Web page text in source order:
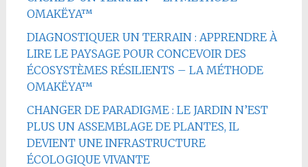
OMAKËYA™
DIAGNOSTIQUER UN TERRAIN : APPRENDRE À
LIRE LE PAYSAGE POUR CONCEVOIR DES
ÉCOSYSTÈMES RÉSILIENTS – LA MÉTHODE
OMAKËYA™
CHANGER DE PARADIGME : LE JARDIN N’EST
PLUS UN ASSEMBLAGE DE PLANTES, IL
DEVIENT UNE INFRASTRUCTURE
ÉCOLOGIQUE VIVANTE